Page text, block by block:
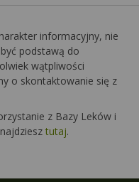
informacyjny, nie
podstawą do
wątpliwości
o skontaktowanie się z
z Bazy Leków i
tutaj.